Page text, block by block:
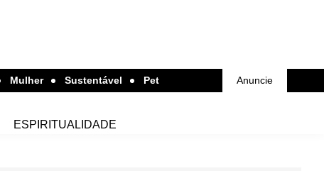
Mulher Sustentável Pet Anuncie
ESPIRITUALIDADE